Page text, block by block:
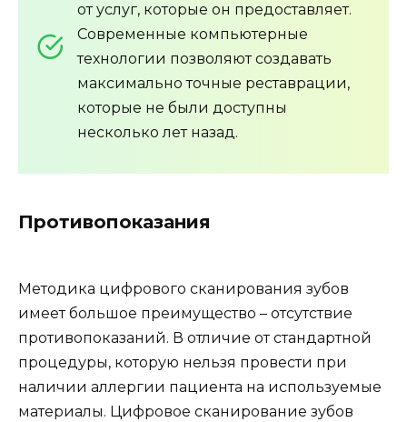
от услуг, которые он предоставляет.
Современные компьютерные
технологии позволяют создавать
максимально точные реставрации,
которые не были доступны
несколько лет назад.
Противопоказания
Методика цифрового сканирования зубов
имеет большое преимущество – отсутствие
противопоказаний. В отличие от стандартной
процедуры, которую нельзя провести при
наличии аллергии пациента на используемые
материалы. Цифровое сканирование зубов